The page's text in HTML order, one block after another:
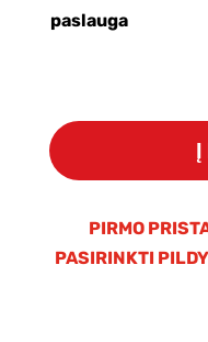
paslauga
kiekis:
Osmosinė
WaterLovers/
150G
Į
PIRMO
PASIRINKTI